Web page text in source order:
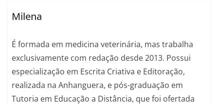
Milena
É formada em medicina veterinária, mas trabalha
exclusivamente com redação desde 2013. Possui
especialização em Escrita Criativa e Editoração,
realizada na Anhanguera, e pós-graduação em
Tutoria em Educação a Distância, que foi ofertada